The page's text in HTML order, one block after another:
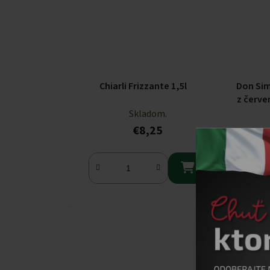
Chiarli Frizzante 1,5l
Skladom.
€8,25

Don
z